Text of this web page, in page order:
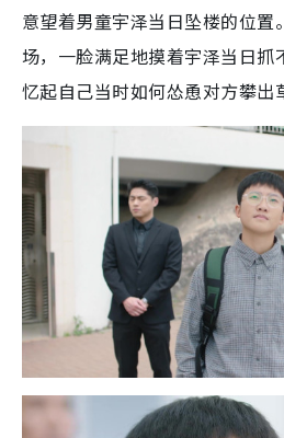
意望着男童宇泽当日坠楼的位置
场，一脸满足地摸着宇泽当日抓
忆起自己当时如何怂恿对方攀出